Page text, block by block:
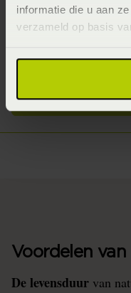
informatie die u aan
verzameld op basis
van Beddenspecialist
Kalkman zorgt een
niet in massaproductie
Vraag
Voordelen
De levensduur van